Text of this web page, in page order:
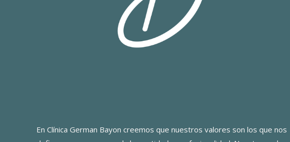
En Clínica German Bayon creemos que nuestros valores son los que nos